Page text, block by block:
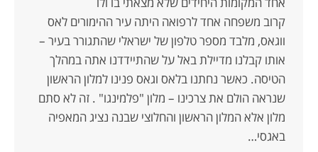
קרוב משפחה אחד לרפואה היתה עיר ההימורים לאס
ווגאס, מלבד מספר טלפון של ישראלי שהתגורר בעיר –
אותו קבלנו מדיילת באל על שהתיידדנו אתה במהלך
הטיסה. כאשר נחתנו בלאס וגאס פנינו למלון הראשון
שנראה הולם את צרכינו – מלון "פלמינגו" . זה לא סתם
מלון אלא המלון הראשון והחלוצי שבנה נציג המאפיה
באגסי…